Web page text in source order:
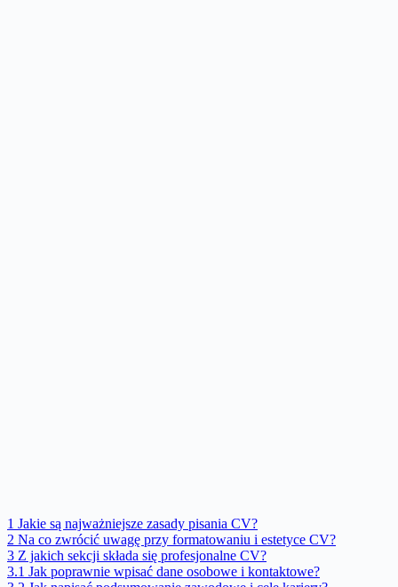
1 Jakie są najważniejsze zasady pisania CV?
2 Na co zwrócić uwagę przy formatowaniu i estetyce CV?
3 Z jakich sekcji składa się profesjonalne CV?
3.1 Jak poprawnie wpisać dane osobowe i kontaktowe?